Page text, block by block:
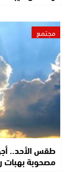
مجتمع
طقس الأحد..
مصحوبة بهبات